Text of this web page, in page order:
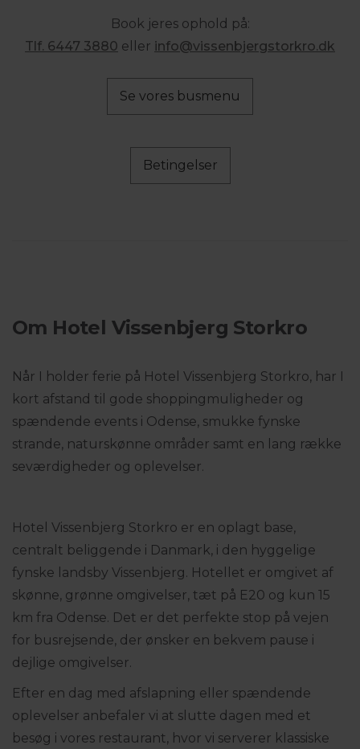
Book jeres ophold på:
Tlf. 6447 3880 eller info@vissenbjergstorkro.dk
Se vores busmenu
Betingelser
Om Hotel Vissenbjerg Storkro
Når I holder ferie på Hotel Vissenbjerg Storkro, har I
kort afstand til gode shoppingmuligheder og
spændende events i Odense, smukke fynske
strande, naturskønne områder samt en lang række
seværdigheder og oplevelser.
Hotel Vissenbjerg Storkro er en oplagt base,
centralt beliggende i Danmark, i den hyggelige
fynske landsby Vissenbjerg. Hotellet er omgivet af
skønne, grønne omgivelser, tæt på E20 og kun 15
km fra Odense. Det er det perfekte stop på vejen
for busrejsende, der ønsker en bekvem pause i
dejlige omgivelser.
Efter en dag med afslapning eller spændende
oplevelser anbefaler vi at slutte dagen med et
besøg i vores restaurant, hvor vi serverer klassiske